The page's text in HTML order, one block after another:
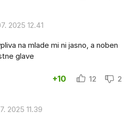
2025 12.41
na mlade mi ni jasno, a noben
glave
+10 12 2
2025 11.39